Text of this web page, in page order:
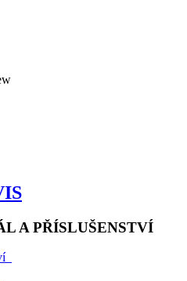
A PŘÍSLUŠENSTVÍ